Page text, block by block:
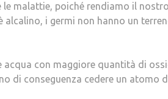
malattie, poiché rendiamo il
i germi non hanno un
con maggiore quantità di
di conseguenza cedere un atomo